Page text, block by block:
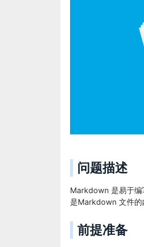
问题描述
Markdown 是易于编
是Markdown 文件的
前提准备